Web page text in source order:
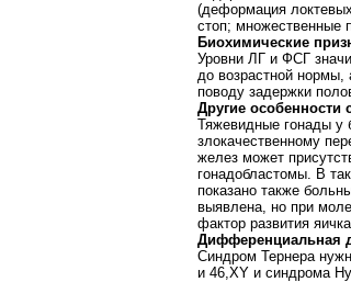
(деформация
стоп; множественные
Биохимические
Уровни ЛГ и ФСГ
до возрастной нормы,
поводу задержки
Другие особенности
Тяжевидные гонады у
злокачественному
желез может
гонадобластомы. В
показано также
выявлена, но при
фактор развития
Дифференциальная
Синдром Тернера
и 46,XY и синдрома